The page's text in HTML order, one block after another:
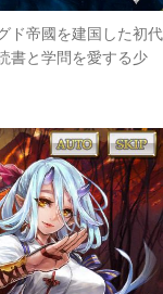
ド帝國を建国した初代
書と学問を愛する少